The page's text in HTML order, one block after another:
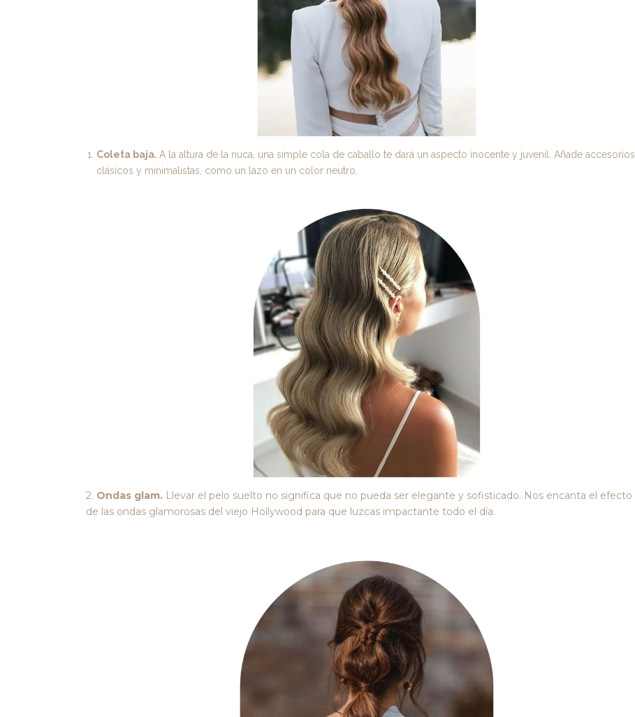
Coleta baja. A la altura de la nuca, una simple cola de caballo te dará un aspecto inocente y juvenil. Añade accesorios
clásicos y minimalistas, como un lazo en un color neutro.
2. Ondas glam. Llevar el pelo suelto no significa que no pueda ser elegante y sofisticado. Nos encanta el efecto
de las ondas glamorosas del viejo Hollywood para que luzcas impactante todo el día.